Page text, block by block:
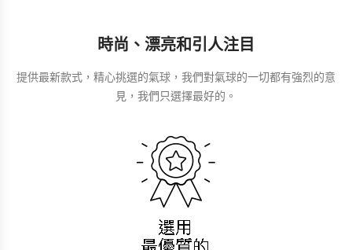
時尚、漂亮和引人注目
提供最新款式，精心挑選的氣球，我們對氣球的一切都有強烈的意
見，我們只選擇最好的。